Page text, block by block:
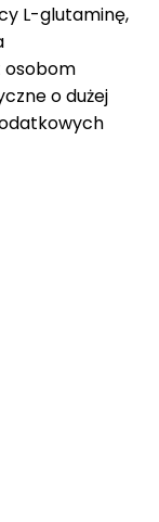
L-glutaminę,
osobom
o dużej